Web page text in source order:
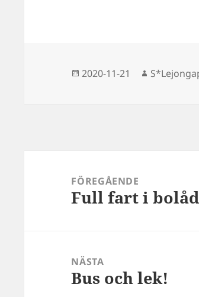
Postat
2020-11-21 Författare
FÖREGÅENDE
Föregående
Full fart i
NÄSTA
Nästa
Bus och lek!